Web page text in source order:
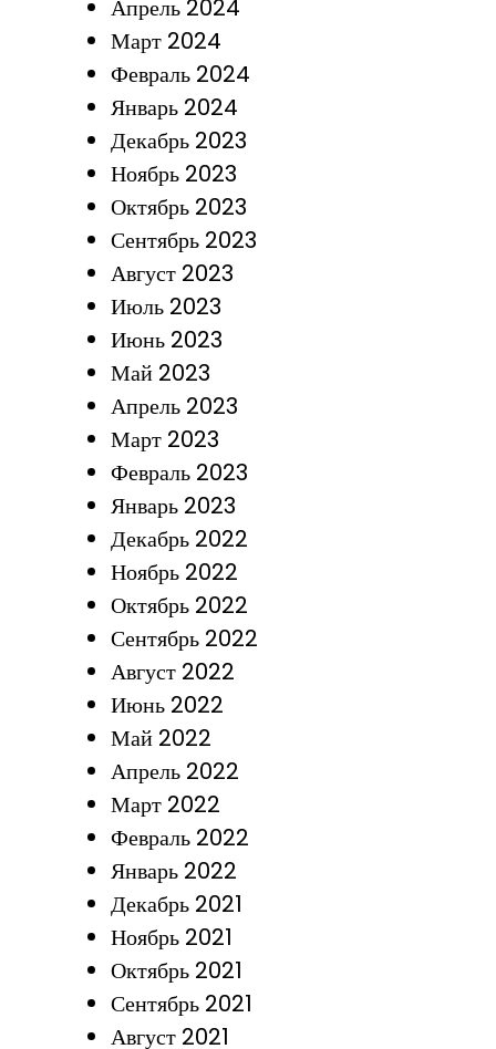
Апрель 2024
Март 2024
Февраль 2024
Январь 2024
Декабрь 2023
Ноябрь 2023
Октябрь 2023
Сентябрь 2023
Август 2023
Июль 2023
Июнь 2023
Май 2023
Апрель 2023
Март 2023
Февраль 2023
Январь 2023
Декабрь 2022
Ноябрь 2022
Октябрь 2022
Сентябрь 2022
Август 2022
Июнь 2022
Май 2022
Апрель 2022
Март 2022
Февраль 2022
Январь 2022
Декабрь 2021
Ноябрь 2021
Октябрь 2021
Сентябрь 2021
Август 2021